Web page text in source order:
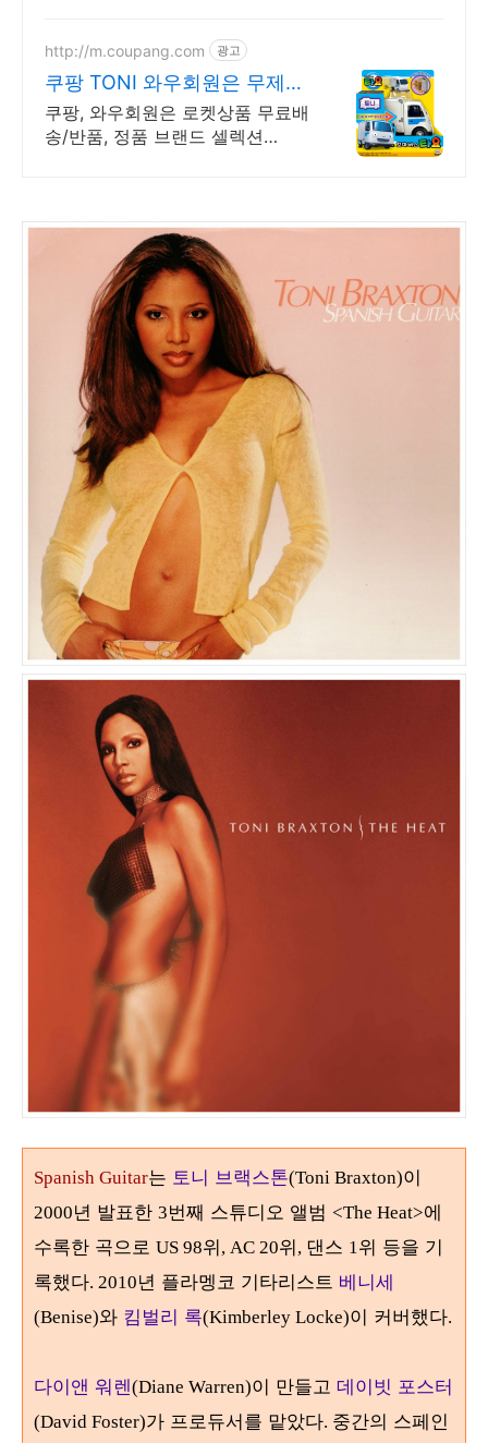
http://m.coupang.com 광고
쿠팡 TONI 와우회원은 무제한
무료배송
쿠팡, 와우회원은 로켓상품 무료배
송/반품, 정품 브랜드 셀렉션
Spanish Guitar는 토니 브랙스톤(Toni Braxton)이
2000년 발표한 3번째 스튜디오 앨범 <The Heat>에
수록한 곡으로 US 98위, AC 20위, 댄스 1위 등을 기
록했다. 2010년 플라멩코 기타리스트 베니세
(Benise)와 킴벌리 록(Kimberley Locke)이 커버했다.
다이앤 워렌(Diane Warren)이 만들고 데이빗 포스터
(David Foster)가 프로듀서를 맡았다. 중간의 스페인